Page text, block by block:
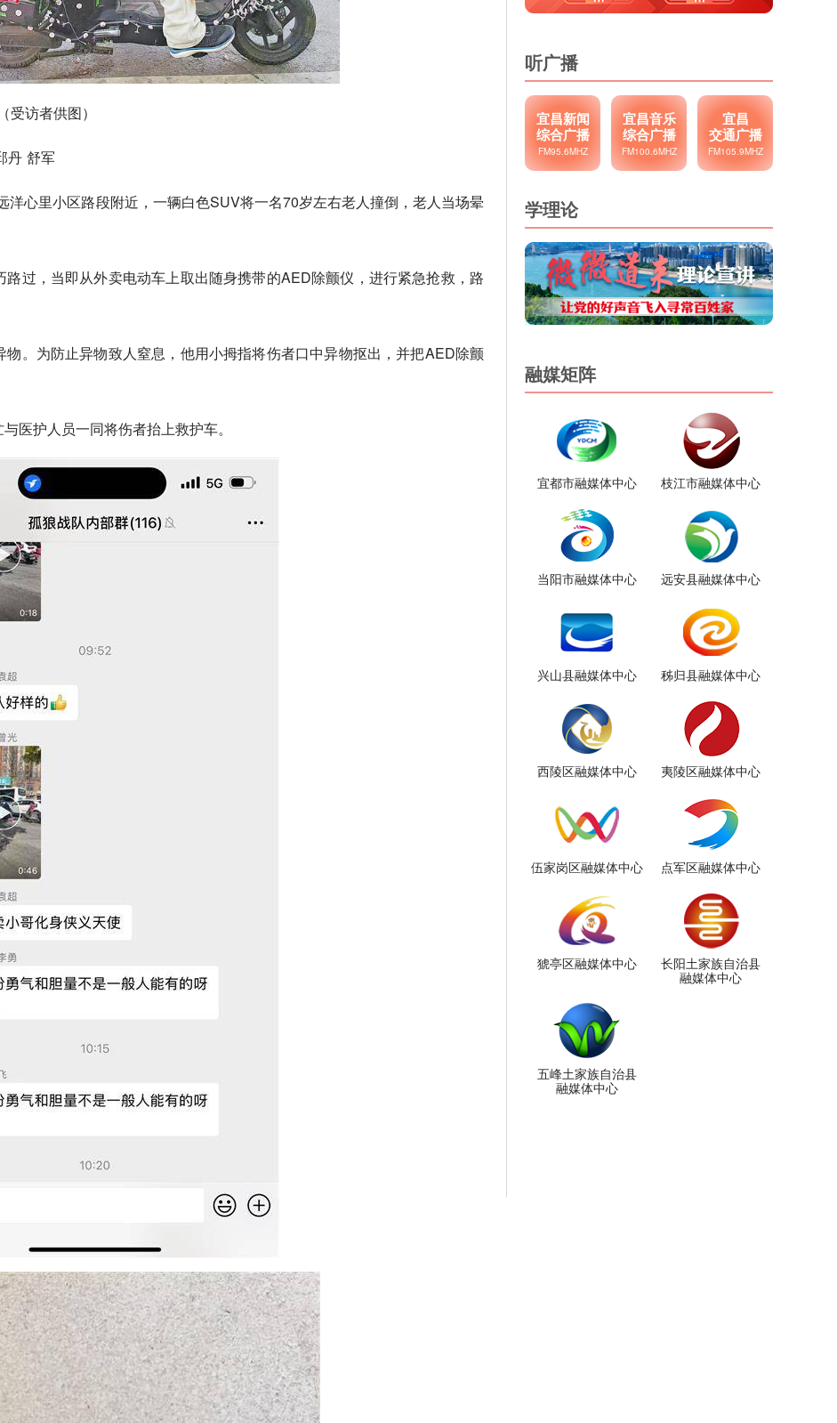
访者供图）
丹 舒军
洋心里小区路段附近，一辆白色SUV将一名70岁左右老人撞倒，老人当场晕
过，当即从外卖电动车上取出随身携带的AED除颤仪，进行紧急抢救，路
。为防止异物致人窒息，他用小拇指将伤者口中异物抠出，并把AED除颤
医护人员一同将伤者抬上救护车。
听广播
宜昌新闻
综合广播
FM95.6MHZ
宜昌音乐
综合广播
FM100.6MHZ
宜昌
交通广播
FM105.9MHZ
学理论
融媒矩阵
宜都市融媒体中心 枝江市融媒体中心
当阳市融媒体中心 远安县融媒体中心
兴山县融媒体中心 秭归县融媒体中心
西陵区融媒体中心 夷陵区融媒体中心
伍家岗区融媒体中心 点军区融媒体中心
猇亭区融媒体中心
长阳土家族自治县
融媒体中心
五峰土家族自治县
融媒体中心